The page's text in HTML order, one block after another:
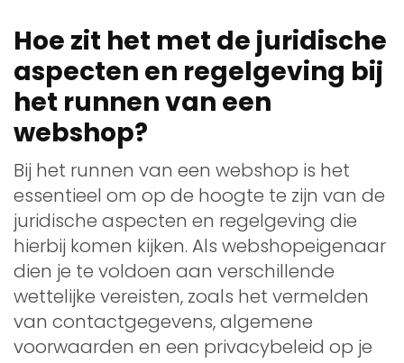
Hoe zit het met de juridische
aspecten en regelgeving bij
het runnen van een
webshop?
Bij het runnen van een webshop is het
essentieel om op de hoogte te zijn van de
juridische aspecten en regelgeving die
hierbij komen kijken. Als webshopeigenaar
dien je te voldoen aan verschillende
wettelijke vereisten, zoals het vermelden
van contactgegevens, algemene
voorwaarden en een privacybeleid op je